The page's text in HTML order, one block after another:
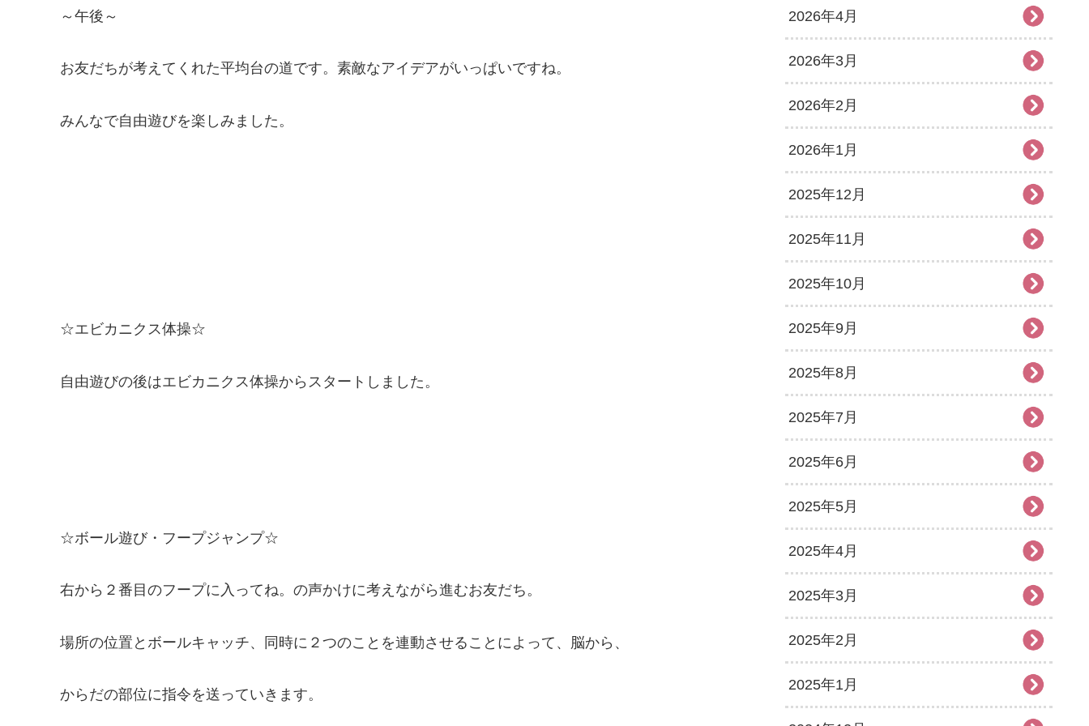
～午後～
お友だちが考えてくれた平均台の道です。素敵なアイデアがいっぱいですね。
みんなで自由遊びを楽しみました。
☆エビカニクス体操☆
自由遊びの後はエビカニクス体操からスタートしました。
☆ボール遊び・フープジャンプ☆
右から２番目のフープに入ってね。の声かけに考えながら進むお友だち。
場所の位置とボールキャッチ、同時に２つのことを連動させることによって、脳から、
からだの部位に指令を送っていきます。
2026年4月
2026年3月
2026年2月
2026年1月
2025年12月
2025年11月
2025年10月
2025年9月
2025年8月
2025年7月
2025年6月
2025年5月
2025年4月
2025年3月
2025年2月
2025年1月